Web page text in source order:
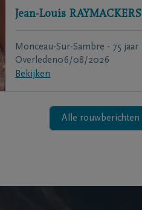
Jean-Louis RAYMACKERS
Monceau-Sur-Sambre - 75 jaar
Overleden06/08/2026
Bekijken
Alle rouwberichten